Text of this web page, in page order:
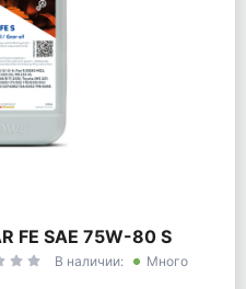
FE SAE 75W-80 S
В наличии: Много